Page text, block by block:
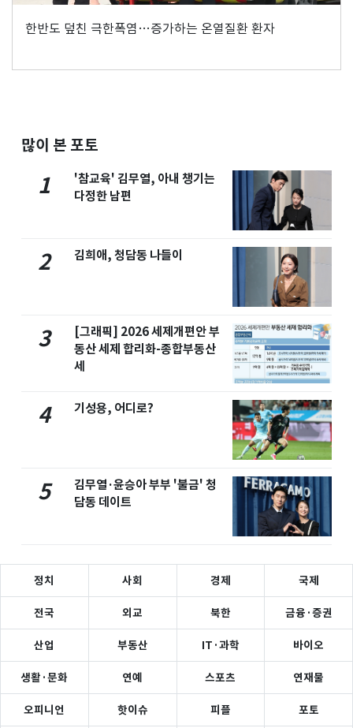
한반도 덮친 극한폭염…증가하는 온열질환 환자
많이 본 포토
1
'참교육' 김무열, 아내 챙기는
다정한 남편
2 김희애, 청담동 나들이
3
[그래픽] 2026 세제개편안 부
동산 세제 합리화-종합부동산
세
4 기성용, 어디로?
5
김무열·윤승아 부부 '불금' 청
담동 데이트
정치 사회 경제 국제
전국 외교 북한 금융·증권
산업 부동산 IT·과학 바이오
생활·문화 연예 스포츠 연재물
오피니언 핫이슈 피플 포토